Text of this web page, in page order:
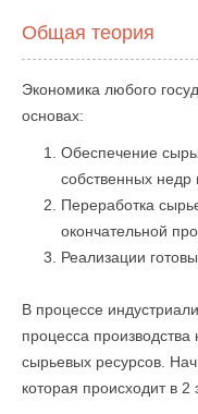
Общая теория
Экономика любого
основах:
Обеспечение
собственных недр
Переработка
окончательной
Реализации
В процессе
процесса
сырьевых ресурсов.
которая происходит в 2